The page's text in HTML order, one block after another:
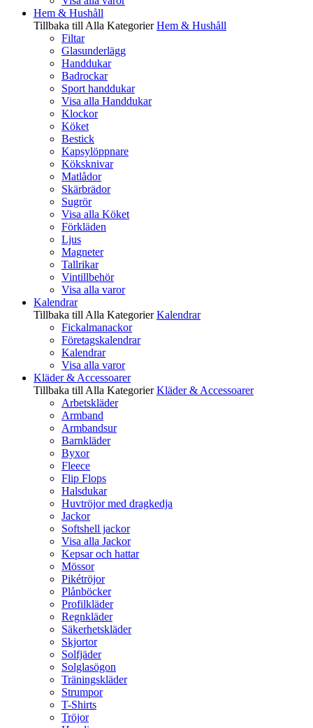
Hem & Hushåll
Tillbaka till Alla Kategorier Hem & Hushåll
Filtar
Glasunderlägg
Handdukar
Badrockar
Sport handdukar
Visa alla Handdukar
Klockor
Köket
Bestick
Kapsylöppnare
Köksknivar
Matlådor
Skärbrädor
Sugrör
Visa alla Köket
Förkläden
Ljus
Magneter
Tallrikar
Vintillbehör
Visa alla varor
Kalendrar
Tillbaka till Alla Kategorier Kalendrar
Fickalmanackor
Företagskalendrar
Kalendrar
Visa alla varor
Kläder & Accessoarer
Tillbaka till Alla Kategorier Kläder & Accessoarer
Arbetskläder
Armband
Armbandsur
Barnkläder
Byxor
Fleece
Flip Flops
Halsdukar
Huvtröjor med dragkedja
Jackor
Softshell jackor
Visa alla Jackor
Kepsar och hattar
Mössor
Pikétröjor
Plånböcker
Profilkläder
Regnkläder
Säkerhetskläder
Skjortor
Solfjäder
Solglasögon
Träningskläder
Strumpor
T-Shirts
Tröjor